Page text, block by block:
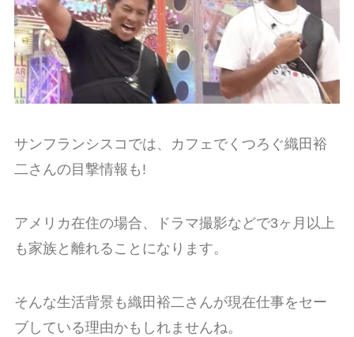
サンフランシスコでは、カフェでくつろぐ織田裕
二さんの目撃情報も!
アメリカ在住の場合、ドラマ撮影などで3ヶ月以上
も家族と離れることになります。
そんな生活背景も織田裕二さんが現在仕事をセー
ブしている理由かもしれませんね。